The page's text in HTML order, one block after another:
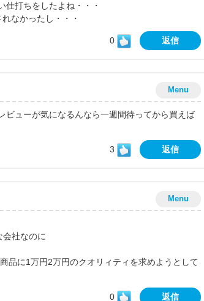
仕打ちをしたよね・・・
なかったし・・・
0 返信
Menu
ビューが気になるんなら一週間待ってから買えば
3 返信
Menu
社なのに
品に1万円2万円のクオリィティを求めようとして
0 返信